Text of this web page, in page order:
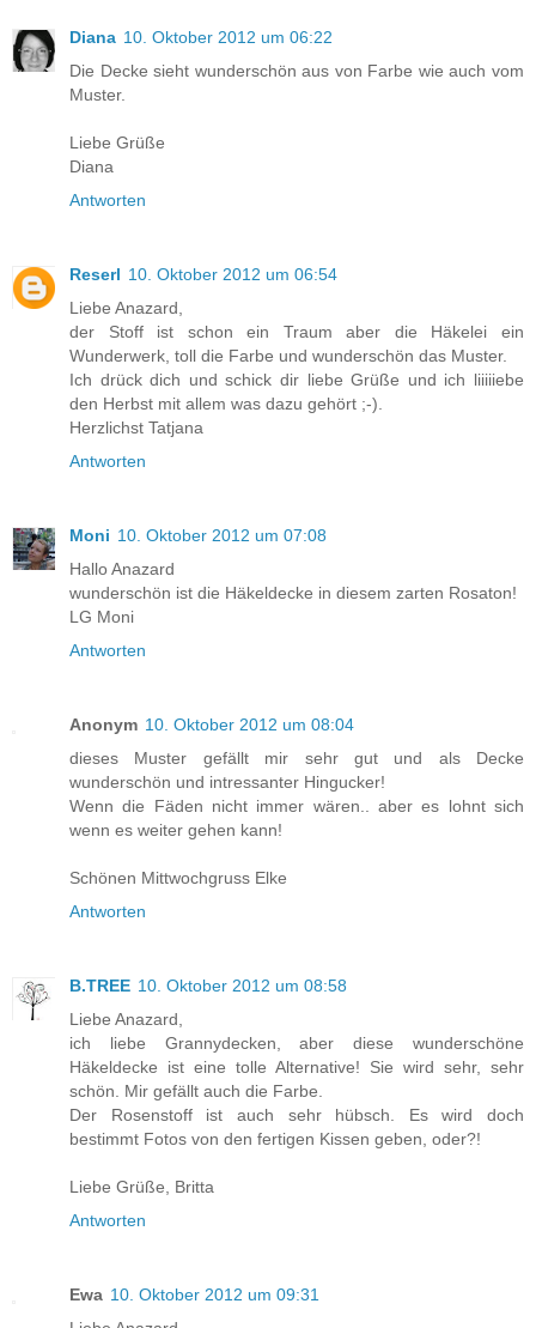
Diana 10. Oktober 2012 um 06:22
Die Decke sieht wunderschön aus von Farbe wie auch vom
Muster.
Liebe Grüße
Diana
Antworten
Reserl 10. Oktober 2012 um 06:54
Liebe Anazard,
der Stoff ist schon ein Traum aber die Häkelei ein
Wunderwerk, toll die Farbe und wunderschön das Muster.
Ich drück dich und schick dir liebe Grüße und ich liiiiiebe
den Herbst mit allem was dazu gehört ;-).
Herzlichst Tatjana
Antworten
Moni 10. Oktober 2012 um 07:08
Hallo Anazard
wunderschön ist die Häkeldecke in diesem zarten Rosaton!
LG Moni
Antworten
Anonym 10. Oktober 2012 um 08:04
dieses Muster gefällt mir sehr gut und als Decke
wunderschön und intressanter Hingucker!
Wenn die Fäden nicht immer wären.. aber es lohnt sich
wenn es weiter gehen kann!
Schönen Mittwochgruss Elke
Antworten
B.TREE 10. Oktober 2012 um 08:58
Liebe Anazard,
ich liebe Grannydecken, aber diese wunderschöne
Häkeldecke ist eine tolle Alternative! Sie wird sehr, sehr
schön. Mir gefällt auch die Farbe.
Der Rosenstoff ist auch sehr hübsch. Es wird doch
bestimmt Fotos von den fertigen Kissen geben, oder?!
Liebe Grüße, Britta
Antworten
Ewa 10. Oktober 2012 um 09:31